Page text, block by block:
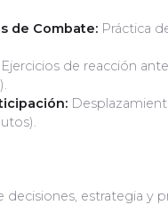
de Combate: Práctica
Ejercicios de reacción
decisiones, estrategia y